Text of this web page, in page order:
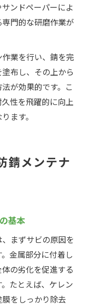
ンドペーパーによ
門的な研磨作業が
業を行い、錆を完
布し、その上から
が効果的です。こ
性を飛躍的に向上
ます。
錆メンテナ
基本
まずサビの原因を
金属部分に付着し
の劣化を促進する
たとえば、ケレン
をしっかり除去